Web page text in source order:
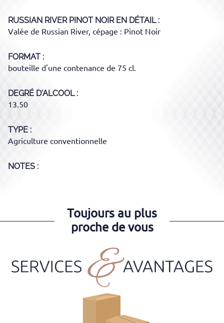
RUSSIAN RIVER PINOT NOIREN DÉTAIL :
Valée de Russian River, cépage : Pinot Noir
FORMAT
bouteille d'une contenance de 75 cl.
DEGRÉ D'ALCOOL
13.50
TYPE
Agriculture conventionnelle
NOTES :
Toujours au plus
proche de vous